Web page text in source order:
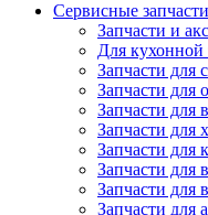
Сервисные запчасти
Запчасти и
Для кухонной
Запчасти для
Запчасти для
Запчасти для
Запчасти для
Запчасти для
Запчасти для
Запчасти для
Запчасти для